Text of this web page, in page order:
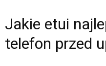
Jakie etui
telefon przed